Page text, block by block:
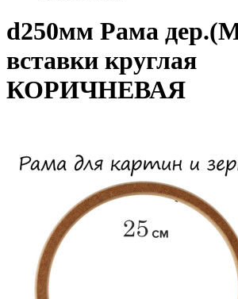
d250мм Рама
вставки круглая
КОРИЧНЕВАЯ